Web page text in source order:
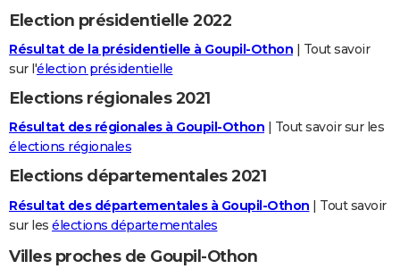
Election présidentielle 2022
Résultat de la présidentielle à Goupil-Othon | Tout savoir
sur l'élection présidentielle
Elections régionales 2021
Résultat des régionales à Goupil-Othon | Tout savoir sur les
élections régionales
Elections départementales 2021
Résultat des départementales à Goupil-Othon | Tout savoir
sur les élections départementales
Villes proches de Goupil-Othon